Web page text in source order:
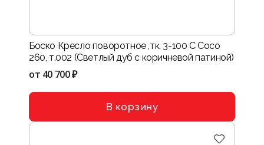
Боско Кресло поворотное ,тк. 3-100 C Coco
260, т.002 (Светлый дуб с коричневой патиной)
от 40 700 ₽
В корзину